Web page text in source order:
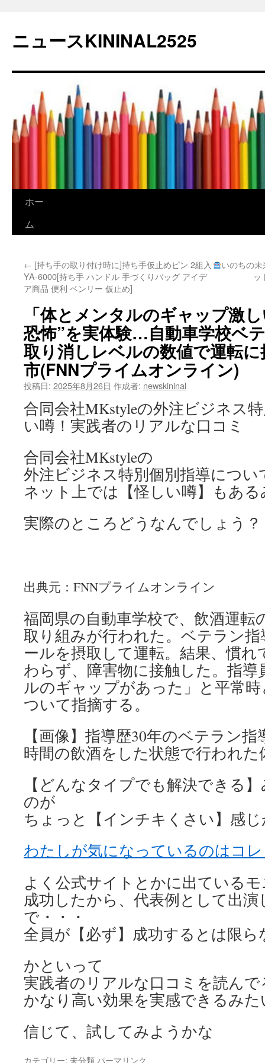
テ
ン
へ
ニュースKININAL2525
ホー
ム
← [持ち手の取り付け時に]持ち手仮止めピン 2組入
YA-6000[持ち手 ハンドル 手づくりバッグ アイデ
ア商品 便利 ベンリー 仮止め]
いのちの
ッ
「体とメンタルのギャップ激
恐怖”を実体験…自動車学校ベ
取り消しレベルの数値で運転
市(FNNプライムオンライン)
投稿日: 2025年8月26日 作成者: newskininal
合同会社MKstyleの外注ビジネス
い噂！実践者のリアルな口コミ
合同会社MKstyleの
外注ビジネス特別個別指導につい
ネット上では【怪しい噂】もあ
実際のところどうなんでしょう？
出典元：FNNプライムオンライン
福岡県の自動車学校で、飲酒運転
取り組みが行われた。ベテラン
ールを摂取して運転。結果、慣
わらず、障害物に接触した。指
ルのギャップがあった」と平常
ついて指摘する。
【画像】指導歴30年のベテラン
時間の飲酒をした状態で行われた
【どんなタイプでも解決できる
のが
ちょっと【インチキくさい】感
わたしが気になっているのはコ
よく公式サイトとかに出ている
成功したから、代表例として出
で・・・
全員が【必ず】成功するとは限ら
かといって
実践者のリアルな口コミを読んで
かなり高い効果を実感できるみ
信じて、試してみようかな
カテゴリー: 未分類 パーマリンク